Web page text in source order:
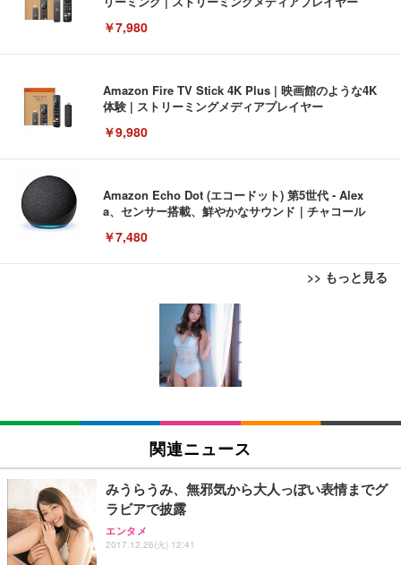
￥7,980
Amazon Fire TV Stick 4K Plus | 映画館のような4K
体験 | ストリーミングメディアプレイヤー
￥9,980
Amazon Echo Dot (エコードット) 第5世代 - Alex
a、センサー搭載、鮮やかなサウンド｜チャコール
￥7,480
>> もっと見る
[EdoErgo] オフィスチェア 椅子 テレワーク 疲れな
い 跳ね上げ式アームレスト コンパクト 約105度ロッ
キング pc 事務椅子 360度回転 座面昇降 強化ナイロ
ン樹脂ベース 通気性メッシュ 在宅ワーク H-WY01
(黒網+黒枠+黒足)
SIHOO B100 オフィスチェア／デスクチェア メッシ
ュチェア 人間工学 疲れない ブラック
￥27,999
ワーク チェア 強化バックレスト 30度ロッキング機
能 人間工学 椅子 腰サポート 90度跳ね上げ式アーム
EIZO ビジネス向けプレミアムモニター | FlexScan
EV3240X-WT | 31.5型4K UHD・USB Type-C・ホワ
￥105,595
EIZO ビジネス向けプレミアムモニター | FlexScan
￥109,572
【純正品】27"ゲーミングモニター DualSense 充電
フック付き（CFI-ZDM1J）
Amazonベーシック ペットシーツ 薄型 レギュラー 1
回使い捨て 無香料 ホワイト 300枚
Amazonベーシック ペットシーツ 厚型 ワイド 42枚
x2袋(84枚) ホワイト(吸収面:ライトブルー)
￥3,234
ネオ・ルーライフ ネオ・オムツ L 中型犬用 26枚入
り 単品
関連ニュース
みうらうみ、無邪気から大人っぽい表情までグ
ラビアで披露
エンタメ
2017.12.26(火) 12:41